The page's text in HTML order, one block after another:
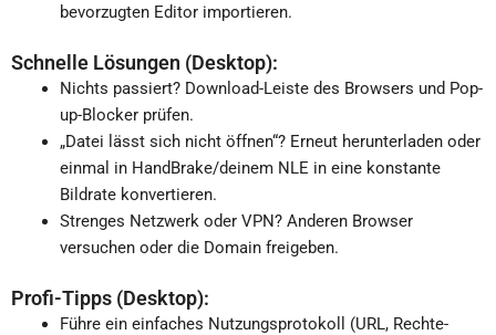
bevorzugten Editor importieren.
Schnelle Lösungen (Desktop):
Nichts passiert? Download-Leiste des Browsers und Pop-
up-Blocker prüfen.
„Datei lässt sich nicht öffnen“? Erneut herunterladen oder
einmal in HandBrake/deinem NLE in eine konstante
Bildrate konvertieren.
Strenges Netzwerk oder VPN? Anderen Browser
versuchen oder die Domain freigeben.
Profi-Tipps (Desktop):
Führe ein einfaches Nutzungsprotokoll (URL, Rechte-